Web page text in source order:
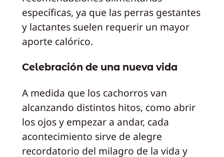
específicas, ya que las perras gestantes
y lactantes suelen requerir un mayor
aporte calórico.
Celebración de una nueva vida
A medida que los cachorros van
alcanzando distintos hitos, como abrir
los ojos y empezar a andar, cada
acontecimiento sirve de alegre
recordatorio del milagro de la vida y